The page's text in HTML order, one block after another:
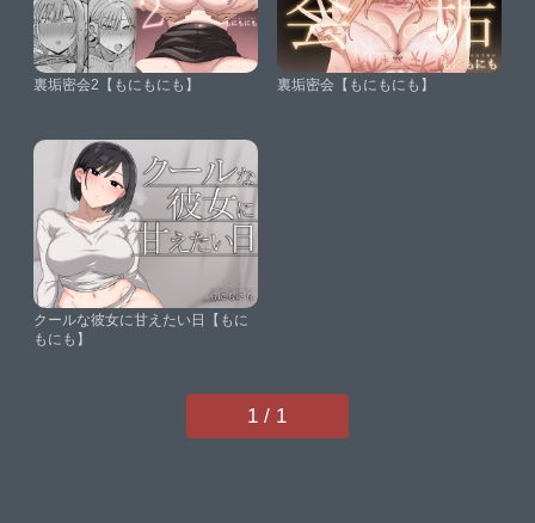
裏垢密会2【もにもにも】 裏垢密会【もにもにも】
クールな彼女に甘えたい日【もに
もにも】
1 / 1